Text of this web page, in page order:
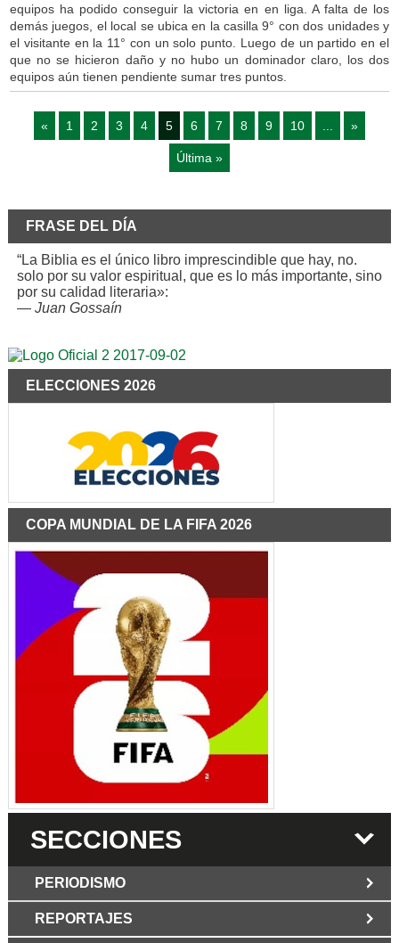
equipos ha podido conseguir la victoria en en liga. A falta de los
demás juegos, el local se ubica en la casilla 9° con dos unidades y
el visitante en la 11° con un solo punto. Luego de un partido en el
que no se hicieron daño y no hubo un dominador claro, los dos
equipos aún tienen pendiente sumar tres puntos.
« 1 2 3 4 5 6 7 8 9 10 »
Última »
FRASE DEL DÍA
“La Biblia es el único libro imprescindible que hay, no.
solo por su valor espiritual, que es lo más importante, sino
por su calidad literaria»:
— Juan Gossaín
ELECCIONES 2026
COPA MUNDIAL DE LA FIFA 2026
SECCIONES
PERIODISMO
REPORTAJES